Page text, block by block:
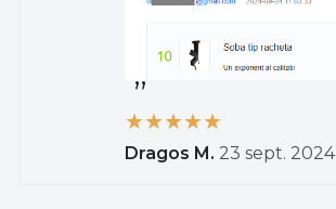
Dragos M. 23 sept. 2024